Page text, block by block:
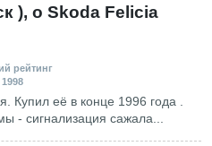
), о Skoda Felicia
рейтинг
Купил её в конце 1996 года .
- сигнализация сажала...